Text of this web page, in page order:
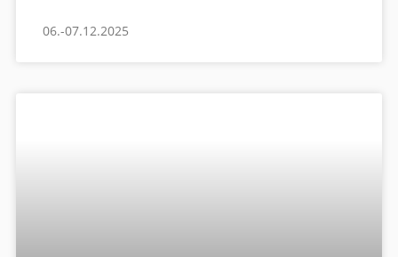
06.-07.12.2025